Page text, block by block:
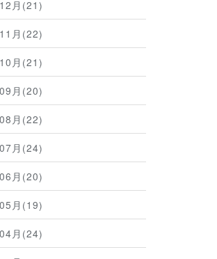
月(21)
月(22)
月(21)
月(20)
月(22)
月(24)
月(20)
月(19)
月(24)